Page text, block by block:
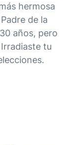
hermosa
de la
años, pero
tu